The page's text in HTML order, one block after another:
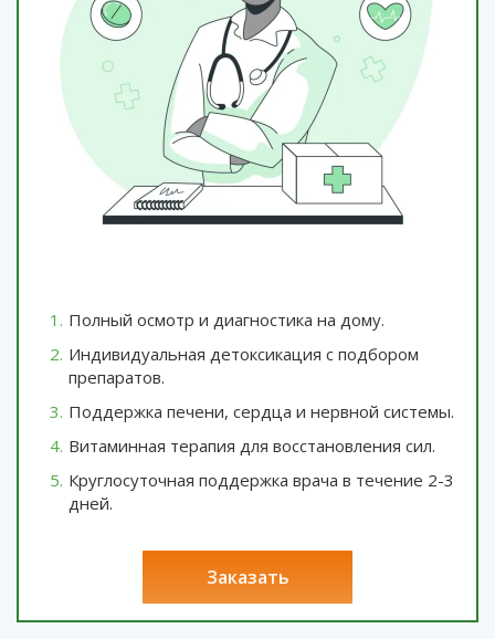
Полный осмотр и диагностика на дому.
Индивидуальная детоксикация с подбором
препаратов.
Поддержка печени, сердца и нервной системы.
Витаминная терапия для восстановления сил.
Круглосуточная поддержка врача в течение 2-3
дней.
заказать